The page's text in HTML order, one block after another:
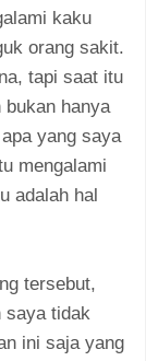
kaku
orang sakit.
tapi saat itu
bukan hanya
yang saya
mengalami
adalah hal
tersebut,
saya tidak
ini saja yang